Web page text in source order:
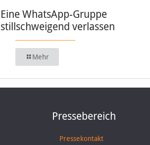
Eine WhatsApp-Gruppe
stillschweigend verlassen
Mehr
Pressebereich
Pressekontakt